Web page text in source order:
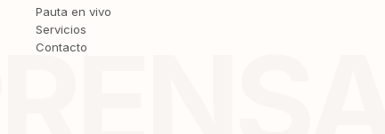
Pauta en vivo
Servicios
Contacto